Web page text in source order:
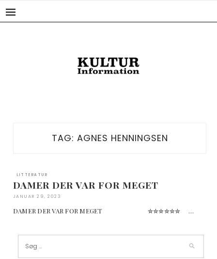
TAG: AGNES HENNINGSEN
LITTERATUR
DAMER DER VAR FOR MEGET
JANUAR 29, 2023
DAMER DER VAR FOR MEGET ✮✮✮✮✮✮ …